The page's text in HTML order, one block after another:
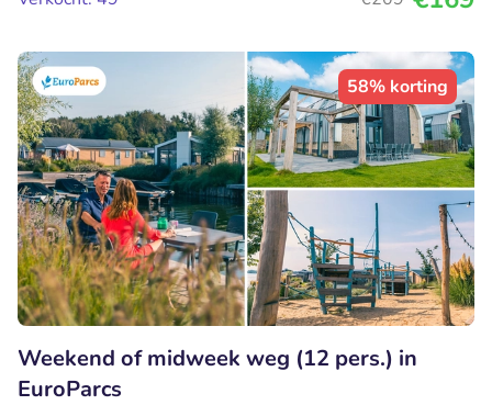
58% korting
Weekend of midweek weg (12 pers.) in
EuroParcs